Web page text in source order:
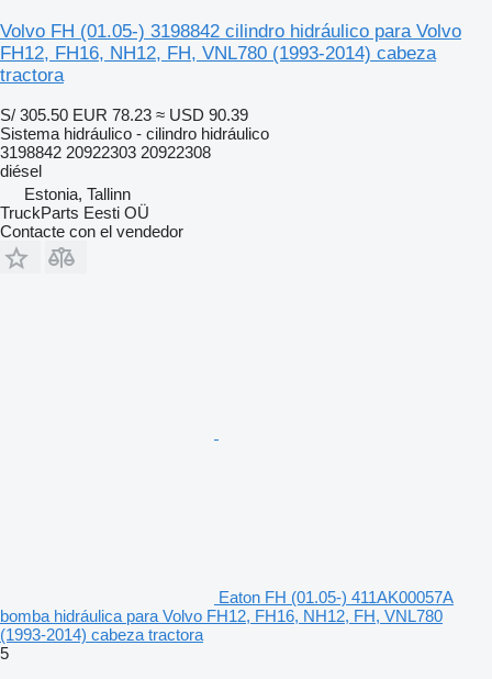
Volvo FH (01.05-) 3198842 cilindro hidráulico para Volvo
FH12, FH16, NH12, FH, VNL780 (1993-2014) cabeza
tractora
S/ 305.50 EUR 78.23 ≈ USD 90.39
Sistema hidráulico - cilindro hidráulico
3198842 20922303 20922308
diésel
Estonia, Tallinn
TruckParts Eesti OÜ
Contacte con el vendedor
Eaton FH (01.05-) 411AK00057A
bomba hidráulica para Volvo FH12, FH16, NH12, FH, VNL780
(1993-2014) cabeza tractora
5